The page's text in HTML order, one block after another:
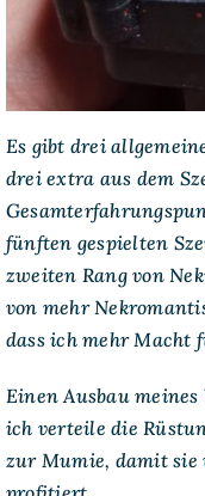
Es gibt drei
drei extra aus dem
fünften gespielten
zweiten Rang von
von mehr
dass ich mehr Macht
Einen Ausbau
ich verteile die
zur Mumie, damit sie